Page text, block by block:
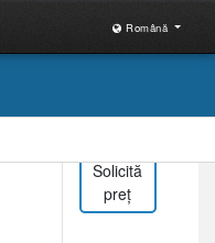
Română
Solicită
preț